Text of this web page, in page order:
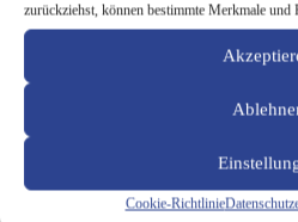
zurückziehst, können bestimmte Merkmale und
Cookie-Richtlinie
Fußmatten für S124 – Rips – blau
Fußmatten für S124-
Preis für Club-Mitglieder: 93,11 €